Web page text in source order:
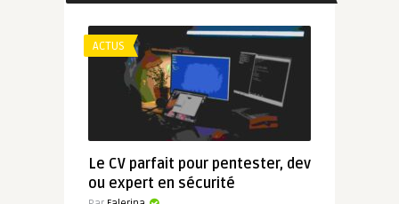
ACTUS
Le CV parfait pour pentester, dev
ou expert en sécurité